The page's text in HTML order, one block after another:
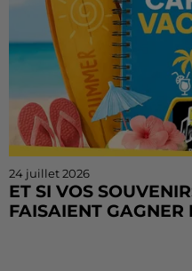
24 juillet 2026
ET SI VOS
FAISAIENT GAGNER